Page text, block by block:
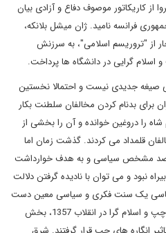
از کاریکاتور موصوف دفاع و آزادی بیان
فرانسه نامید. ژان میشل بلانکه،
از "تروریسم اسلامی"، به سرزنش
گرایی در دانشگاه ها پرداخت.
صیغه جدیدی نیست و احتمالا نخستین
برای بدنام کردن مخالفان سلطنت بکار
را دروغین خوانده و آن را بخشی از
قلمداد می کردند. گذشت زمان اما
مشخص سیاسی و به هدف خوارداشت
نبود و می توان با نادیده گرفتن دلالت
یک سنت فکری و سیاسی معین دست
زد. غیر از ائتلاف تاکتیکی اپوزیسیون چپ و اسلام گرا در انقلاب 1357، بخش